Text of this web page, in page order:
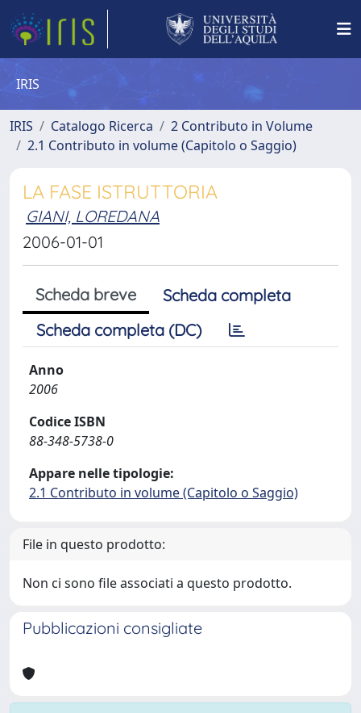
IRIS
IRIS Catalogo Ricerca
2 Contributo in Volume
2.1 Contributo in volume (Capitolo o Saggio)
LA FASE ISTRUTTORIA
GIANI, LOREDANA
2006-01-01
Scheda breve
Scheda completa
Scheda completa (DC)
Anno
2006
Codice ISBN
88-348-5738-0
Appare nelle tipologie:
2.1 Contributo in volume (Capitolo o Saggio)
File in questo prodotto:
Non ci sono file associati a questo prodotto.
Pubblicazioni consigliate